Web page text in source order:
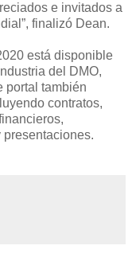
e invitados a
finalizó Dean.
está disponible
del DMO,
portal también
contratos,